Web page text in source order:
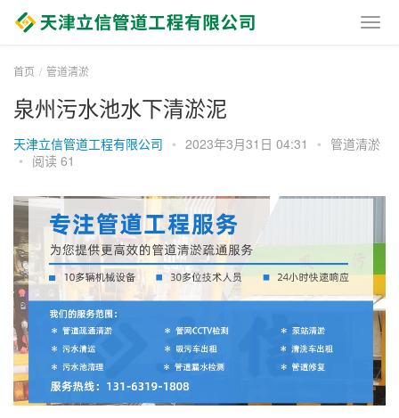
首页 管道清淤
泉州污水池水下清淤泥
天津立信管道工程有限公司 • 2023年3月31日 04:31 • 管道清淤
• 阅读 61